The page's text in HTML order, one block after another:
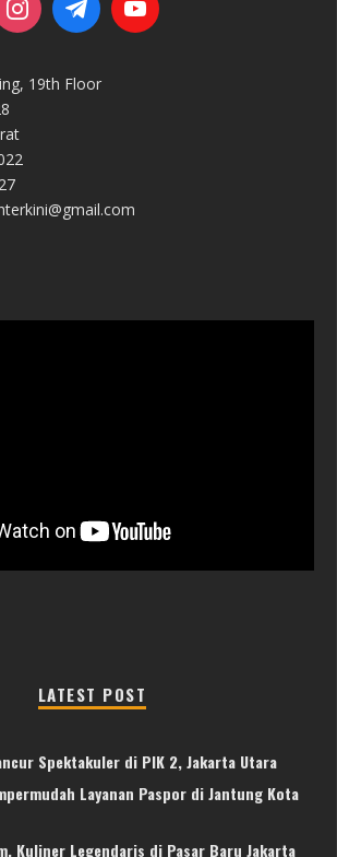
19th Floor
LATEST POST
Spektakuler di PIK 2, Jakarta Utara
Layanan Paspor di Jantung Kota
Kuliner Legendaris di Pasar Baru Jakarta